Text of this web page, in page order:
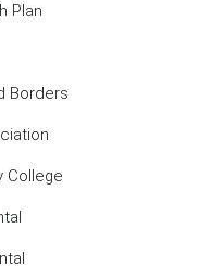
Plan
Borders
College